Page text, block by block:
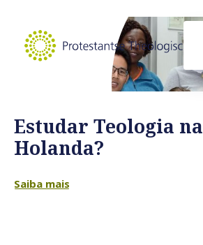
Ir para o conteúdo principal
Estudar Teologia na
Holanda?
Saiba mais